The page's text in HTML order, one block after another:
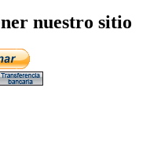
nuestro sitio